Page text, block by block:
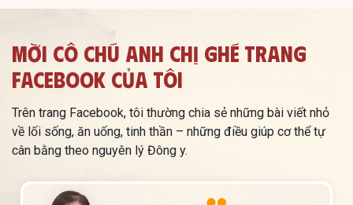
Mời Cô Chú Anh Chị Ghé Trang
Facebook Của Tôi
Trên trang Facebook, tôi thường chia sẻ những bài viết nhỏ
về lối sống, ăn uống, tinh thần – những điều giúp cơ thể tự
cân bằng theo nguyên lý Đông y.